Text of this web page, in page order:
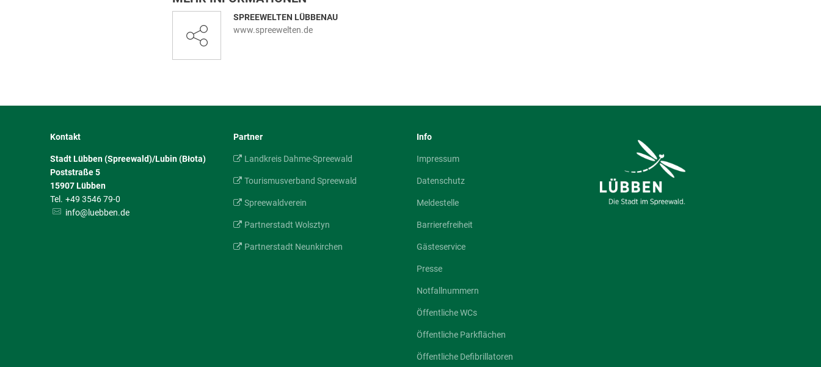
SPREEWELTEN LÜBBENAU
www.spreewelten.de
Kontakt
Stadt Lübben (Spreewald)/Lubin (Błota)
Poststraße 5
15907Lübben
+49 3546 79-0
info@luebben.de
Partner
Landkreis Dahme-Spreewald
Tourismusverband Spreewald
Spreewaldverein
Partnerstadt Wolsztyn
Partnerstadt Neunkirchen
Info
Impressum
Datenschutz
Meldestelle
Barrierefreiheit
Gästeservice
Presse
Notfallnummern
Öffentliche WCs
Öffentliche Parkflächen
Öffentliche Defibrillatoren